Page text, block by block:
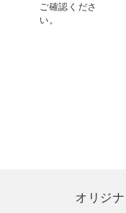
ご確認くださ
い。
オリジ